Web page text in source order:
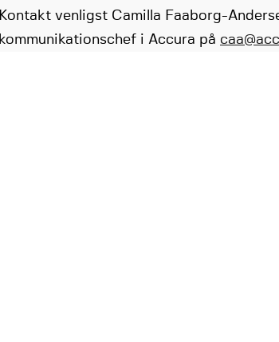
Kontakt venligst Camilla Faaborg-
kommunikationschef i Accura på